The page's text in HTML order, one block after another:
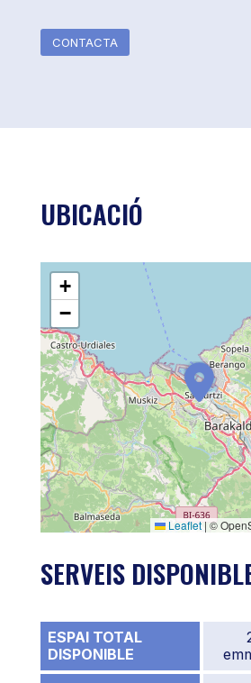
CONTACTA
UBICACIÓ
+
−
Leaflet | ©
SERVEIS
ESPAI TOTAL
DISPONIBLE